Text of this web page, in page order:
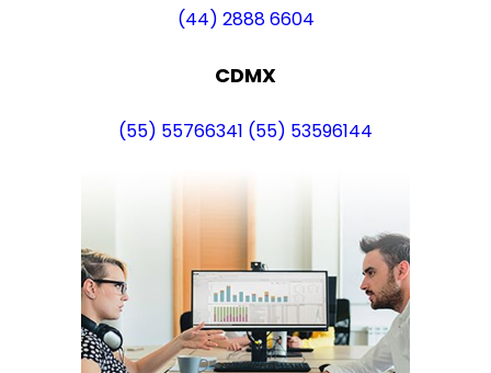
(44) 2888 6604
CDMX
(55) 55766341 (55) 53596144